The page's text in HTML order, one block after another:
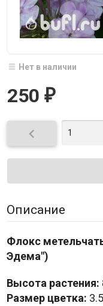
Нет в наличии
250 ₽

Описание
Флокс
Эдема")
Высота растения:
Размер цветка: